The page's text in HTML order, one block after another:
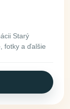
Starý
fotky a ďalšie